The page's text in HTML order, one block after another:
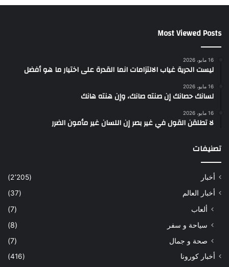
Most Viewed Posts
16 مايو، 2026
ليست الحرية غياب الالتزامات انما القدرة على اختيار ما هو أفضل
16 مايو، 2026
لسانك حصانك إن صنته صانك، وإن هنته هانك
16 مايو، 2026
لا تطلقن القول في غير بصر إن اللسان غير مأمون الضرر
تصنيفات
أخبار
(2٬205)
أخبار العالم
(37)
ألعاب
(7)
سياحة و سفر
(8)
صحة و جمال
(7)
أخبار كورونا
(416)